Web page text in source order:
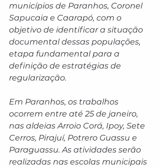
municípios de Paranhos, Coronel
Sapucaia e Caarapó, com o
objetivo de identificar a situação
documental dessas populações,
etapa fundamental para a
definição de estratégias de
regularização.
Em Paranhos, os trabalhos
ocorrem entre até 25 de janeiro,
nas aldeias Arroio Corá, Ipoy, Sete
Cerros, Pirajuí, Potrero Guassu e
Paraguassu. As atividades serão
realizadas nas escolas municipais